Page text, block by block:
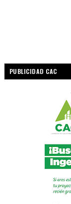
PUBLICIDAD CAC